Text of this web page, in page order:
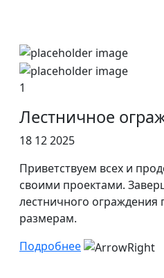
1
Лестничное
18 12 2025
Приветствуем всех и
своими проектами.
лестничного
размерам.
Подробнее